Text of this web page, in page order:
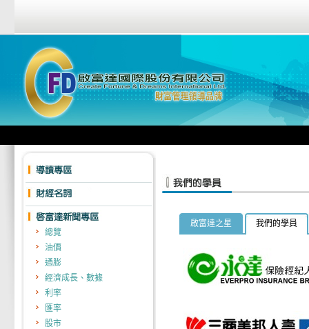
總覽
油價
通膨
經濟成長、數據
利率
匯率
股市
啟富達之星 我們的學員